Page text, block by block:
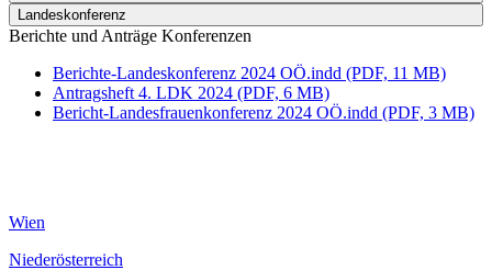
Landeskonferenz
Berichte und Anträge Konferenzen
Berichte-Landeskonferenz 2024 OÖ.indd (PDF, 11 MB)
Antragsheft 4. LDK 2024 (PDF, 6 MB)
Bericht-Landesfrauenkonferenz 2024 OÖ.indd (PDF, 3 MB)
Wien
Niederösterreich